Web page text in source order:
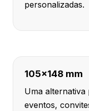
personalizadas.
105x148 mm
Uma alternativa
eventos,